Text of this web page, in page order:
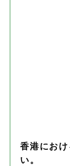
香港にお
い。